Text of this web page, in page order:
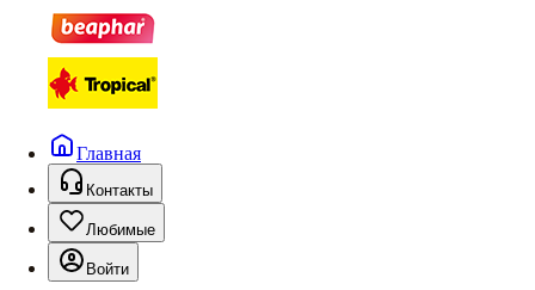
Главная
Контакты
Любимые
Войти